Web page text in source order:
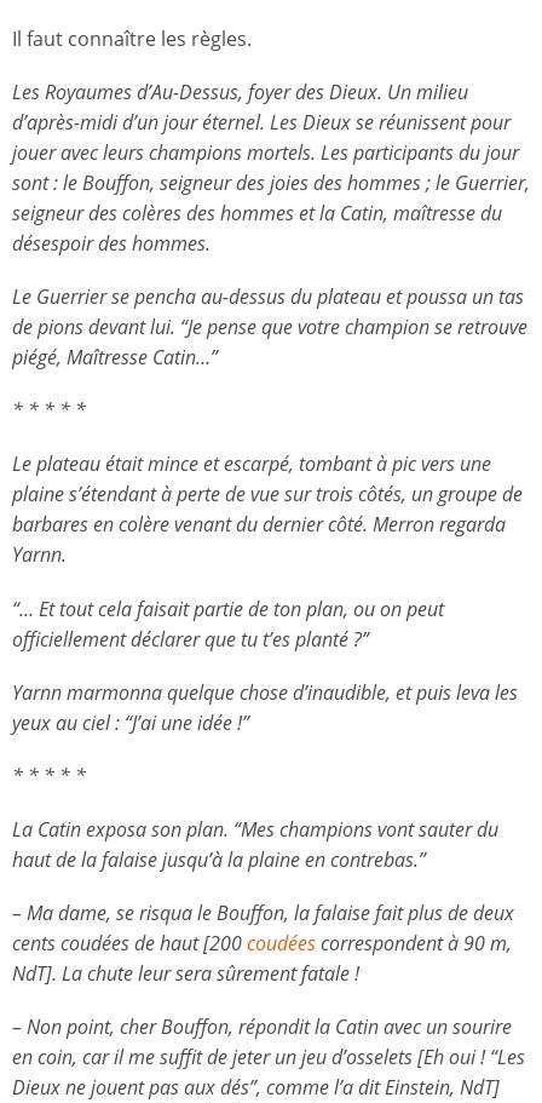
Il faut connaître les règles.
Les Royaumes d’Au-Dessus, foyer des Dieux. Un milieu
d’après-midi d’un jour éternel. Les Dieux se réunissent pour
jouer avec leurs champions mortels. Les participants du jour
sont : le Bouffon, seigneur des joies des hommes ; le Guerrier,
seigneur des colères des hommes et la Catin, maîtresse du
désespoir des hommes.
Le Guerrier se pencha au-dessus du plateau et poussa un tas
de pions devant lui. “Je pense que votre champion se retrouve
piégé, Maîtresse Catin…”
* * * * *
Le plateau était mince et escarpé, tombant à pic vers une
plaine s’étendant à perte de vue sur trois côtés, un groupe de
barbares en colère venant du dernier côté. Merron regarda
Yarnn.
“… Et tout cela faisait partie de ton plan, ou on peut
officiellement déclarer que tu t’es planté ?”
Yarnn marmonna quelque chose d’inaudible, et puis leva les
yeux au ciel : “J’ai une idée !”
* * * * *
La Catin exposa son plan. “Mes champions vont sauter du
haut de la falaise jusqu’à la plaine en contrebas.”
– Ma dame, se risqua le Bouffon, la falaise fait plus de deux
cents coudées de haut [200coudéescorrespondent à 90 m,
NdT]. La chute leur sera sûrement fatale !
– Non point, cher Bouffon, répondit la Catin avec un sourire
en coin, car il me suffit de jeter un jeu d’osselets [Eh oui ! “Les
Dieux ne jouent pas aux dés”, comme l’a dit Einstein, NdT]